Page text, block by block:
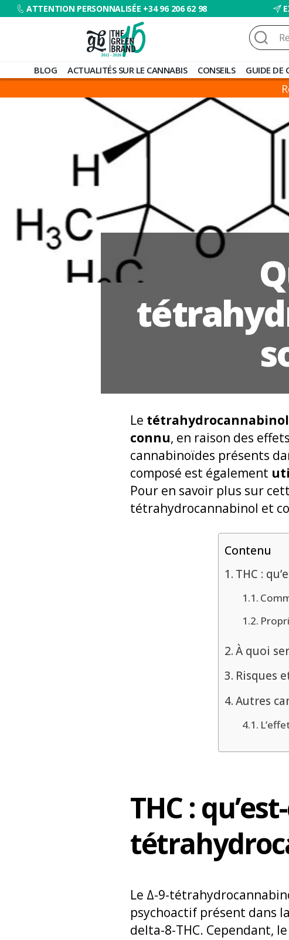
ATTENTION PERSONNALISÉE +34 96 206 62 98
Blog
de
Barato
BLOG ACTUALITÉS SUR LE CANNABIS CONSEILS GUIDE DE
Le tétrahydrocannabinol
connu, en raison des
cannabinoïdes présents
composé est également
Pour en savoir plus sur
tétrahydrocannabinol et
Contenu
THC :
À quoi
Risques
Autres
THC :
Le Δ-9-
psychoactif présent dans
delta-8-THC. Cependant,